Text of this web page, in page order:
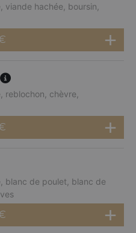
viande hachée, boursin,
reblochon, chèvre,
blanc de poulet, blanc de